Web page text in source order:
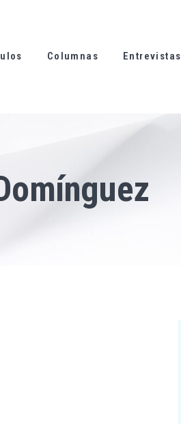
Columnas Entrevistas